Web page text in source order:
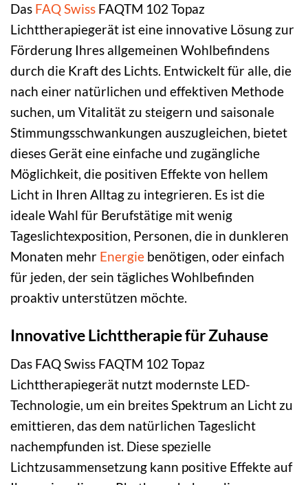
Das FAQ Swiss FAQTM 102 Topaz
Lichttherapiegerät ist eine innovative Lösung zur
Förderung Ihres allgemeinen Wohlbefindens
durch die Kraft des Lichts. Entwickelt für alle, die
nach einer natürlichen und effektiven Methode
suchen, um Vitalität zu steigern und saisonale
Stimmungsschwankungen auszugleichen, bietet
dieses Gerät eine einfache und zugängliche
Möglichkeit, die positiven Effekte von hellem
Licht in Ihren Alltag zu integrieren. Es ist die
ideale Wahl für Berufstätige mit wenig
Tageslichtexposition, Personen, die in dunkleren
Monaten mehr Energie benötigen, oder einfach
für jeden, der sein tägliches Wohlbefinden
proaktiv unterstützen möchte.
Innovative Lichttherapie für Zuhause
Das FAQ Swiss FAQTM 102 Topaz
Lichttherapiegerät nutzt modernste LED-
Technologie, um ein breites Spektrum an Licht zu
emittieren, das dem natürlichen Tageslicht
nachempfunden ist. Diese spezielle
Lichtzusammensetzung kann positive Effekte auf